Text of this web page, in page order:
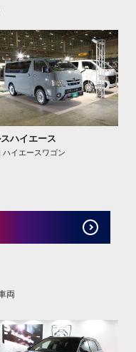
ハイエース
ハイエースワゴン
両